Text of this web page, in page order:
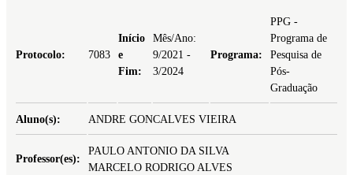
Protocolo: 7083
Início
e
Fim:
Mês/Ano:
9/2021 -
3/2024
Programa:
PPG -
Programa de
Pesquisa de
Pós-
Graduação
Aluno(s): ANDRE GONCALVES VIEIRA
Professor(es):
PAULO ANTONIO DA SILVA
MARCELO RODRIGO ALVES